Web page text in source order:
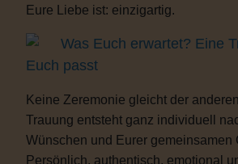
Eure Liebe ist: einzigartig.
Was Euch erwartet? Eine
Euch passt
Keine Zeremonie gleicht der
Trauung entsteht ganz individuell
Wünschen und Eurer gemeinsamen
Persönlich, authentisch, emotional